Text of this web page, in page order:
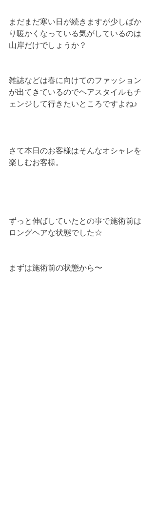
まだまだ寒い日が続きますが少しばか
り暖かくなっている気がしているのは
山岸だけでしょうか？
雑誌などは春に向けてのファッション
が出てきているのでヘアスタイルもチ
ェンジして行きたいところですよね♪
さて本日のお客様はそんなオシャレを
楽しむお客様。
ずっと伸ばしていたとの事で施術前は
ロングヘアな状態でした☆
まずは施術前の状態から〜